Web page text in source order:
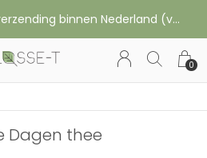
0
✔︎ Vanaf € 35,- gratis verzending binnen Nederland (vanaf € 45,- naar België of Duitsland)
Dagen thee